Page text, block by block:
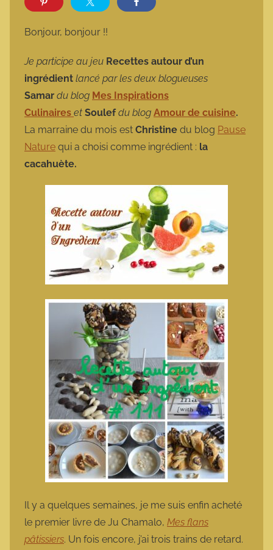
r
o
t
t
e
Bonjour, bonjour !!
Je participe au jeu Recettes autour d’un
ingrédient lancé par les deux blogueuses
Samar du blog Mes Inspirations
Culinaires et Soulef du blog Amour de cuisine.
La marraine du mois est Christine du blog Pause
Nature qui a choisi comme ingrédient : la
cacahuète.
Il y a quelques semaines, je me suis enfin acheté
le premier livre de Ju Chamalo, Mes flans
pâtissiers. Un fois encore, j’ai trois trains de retard.